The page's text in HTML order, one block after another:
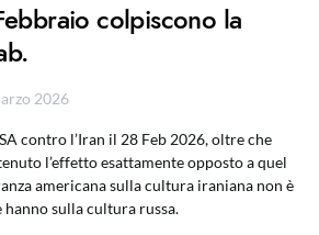
colpiscono la
2026
contro l’Iran il 28 Feb 2026, oltre che
l’effetto esattamente opposto a quel
americana sulla cultura iraniana non è
sulla cultura russa.